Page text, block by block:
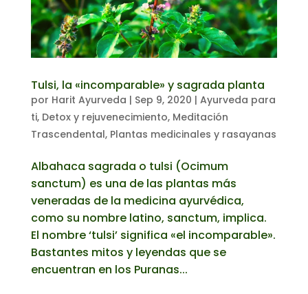
Tulsi, la «incomparable» y sagrada planta
por Harit Ayurveda | Sep 9, 2020 | Ayurveda para
ti, Detox y rejuvenecimiento, Meditación
Trascendental, Plantas medicinales y rasayanas
Albahaca sagrada o tulsi (Ocimum
sanctum) es una de las plantas más
veneradas de la medicina ayurvédica,
como su nombre latino, sanctum, implica.
El nombre ‘tulsi’ significa «el incomparable».
Bastantes mitos y leyendas que se
encuentran en los Puranas...